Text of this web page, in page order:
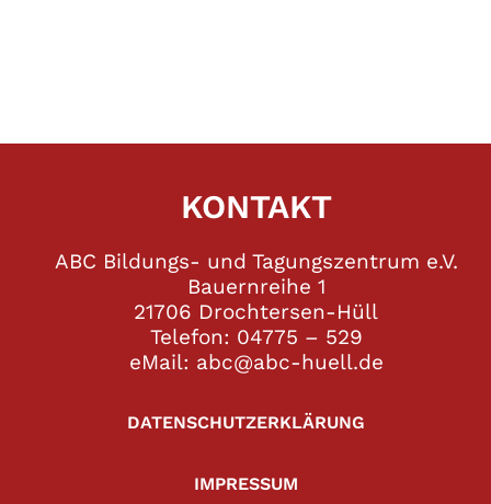
KONTAKT
ABC Bildungs- und Tagungszentrum e.V.
Bauernreihe 1
21706 Drochtersen-Hüll
Telefon: 04775 – 529
eMail: abc@abc-huell.de
DATENSCHUTZERKLÄRUNG
IMPRESSUM